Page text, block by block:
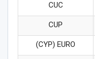
CUC
CUP
CYP) EURO)